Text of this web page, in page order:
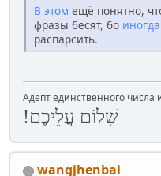
В этом ещё понятно,
фразы бесят, бо иногда
распарсить.
Адепт единственного числа
שָׁלוֹם עֲלֵיכֶם!
wangjhenbai